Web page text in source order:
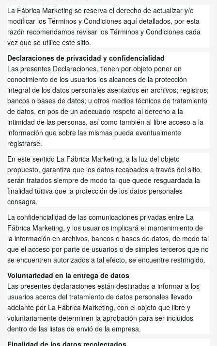
La Fábrica Marketing se reserva el derecho de actualizar y/o
modificar los Términos y Condiciones aquí detallados, por esta
razón recomendamos revisar los Términos y Condiciones cada
vez que se utilice este sitio.
Declaraciones de privacidad y confidencialidad
Las presentes Declaraciones, tienen por objeto poner en
conocimiento de los usuarios los alcances de la protección
integral de los datos personales asentados en archivos; registros;
bancos o bases de datos; u otros medios técnicos de tratamiento
de datos, en pos de un adecuado respeto al derecho a la
intimidad de las personas, así como también al libre acceso a la
información que sobre las mismas pueda eventualmente
registrarse.
En este sentido La Fábrica Marketing, a la luz del objeto
propuesto, garantiza que los datos recabados a través del sitio,
serán tratados siempre de modo tal que quede resguardada la
finalidad tuitiva que la protección de los datos personales
consagra.
La confidencialidad de las comunicaciones privadas entre La
Fábrica Marketing, y los usuarios implicará el mantenimiento de
la información en archivos, bancos o bases de datos, de modo tal
que el acceso por parte de usuarios o de simples terceros que no
se encuentren autorizados a tal efecto, se encuentre restringido.
Voluntariedad en la entrega de datos
Las presentes declaraciones están destinadas a informar a los
usuarios acerca del tratamiento de datos personales llevado
adelante por La Fábrica Marketing, con el objeto que libre y
voluntariamente determinen la aprobación para ser incluidos
dentro de las listas de envió de la empresa.
Finalidad de los datos recolectados